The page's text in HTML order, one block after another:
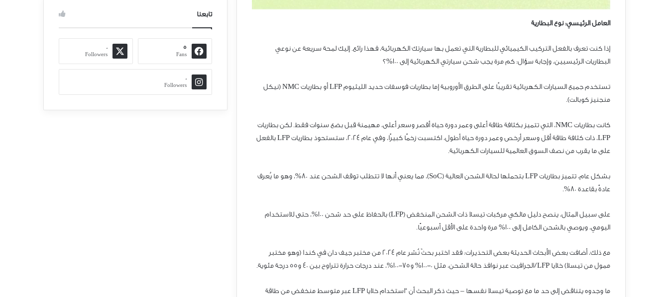
العامل الرئيسي: نوع البطارية
إذا كنت تعرف بالفعل التركيب الكيميائي للبطارية التي تعمل بها سيارتك الكهربائية، فهذا رائع. إليك لمحة سريعة عن نوعي
البطاريات الرئيسيين، وإجابة سؤال: كم مرة يجب شحن سيارتي الكهربائية إلى 001%؟
تستخدم جميع السيارات الكهربائية تقريبًا على الطرق الأوروبية إما بطاريات فوسفات حديد الليثيوم PFL أو بطاريات CMN (نيكل
منجنيز كوبالت).
كانت بطاريات CMN، التي تتميز بكثافة طاقة أعلى وعمر دورة حياة أقصر وسعر أعلى، مهيمنة قبل بضع سنوات فقط. لكن بطاريات
PFL، ذات كثافة طاقة أقل وسعر أرخص وعمر دورة حياة أطول، اكتسبت زخمًا كبيرًا، وفي عام 4202، ستستحوذ بطاريات PFL بالفعل
على ما يقرب من نصف السوق العالمية للسيارات الكهربائية.
بشكل عام، تتميز بطاريات PFL بتحملها لحالة الشحن العالية (CoS)، مما يعني أنها لا تتطلب توقف الشحن عند 08%، وهو ما يُعرف
عادةً بقاعدة 08%.
على سبيل المثال، ينصح دليل مالكي مركبات تيسلا ذات الشحن المنخفض (PFL) بالحفاظ على حد شحن 001%، حتى للاستخدام
اليومي، ويوصي بالشحن الكامل إلى 001% مرة واحدة على الأقل أسبوعيًا.
مع ذلك، أضافت بعض الأبحاث الحديثة بعض التحذيرات: فقد اختبر بحثٌ نُشر عام 4202 من مختبر جيف دان في كندا (وهو مختبر
ممول من تيسلا) خلايا PFL/الجرافيت عبر نوافذ حالة الشحن، مثل 0-001% و57-001%، عند درجات حرارة تتراوح بين 04 و55 درجة مئوية.
ما وجدوه يتناقض إلى حد ما مع توصية تيسلا نفسها – حيث ذكر البحث أن “استخدام خلايا PFL عبر متوسط ​​منخفض من طاقة
تابعنا
5
Fans
0
Followers
0
Followers